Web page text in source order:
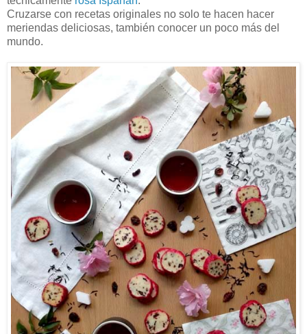
Cruzarse con recetas originales no solo te hacen hacer
meriendas deliciosas, también conocer un poco más del
mundo.